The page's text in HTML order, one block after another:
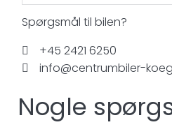
Spørgsmål til bilen?
+45 2421 6250
info@centrumbiler-
Nogle